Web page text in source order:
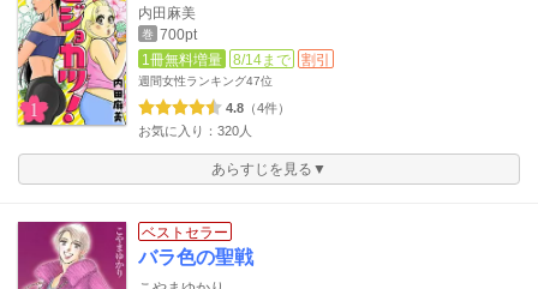
内田麻美
巻 700pt
1冊無料増量
8/14まで 割引
週間女性ランキング47位
4.8 （4件）
お気に入り：320人
あらすじを見る▼
ベストセラー
バラ色の聖戦